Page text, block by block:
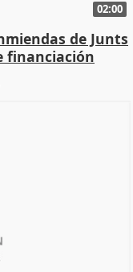
02:00
de Junts
financiación